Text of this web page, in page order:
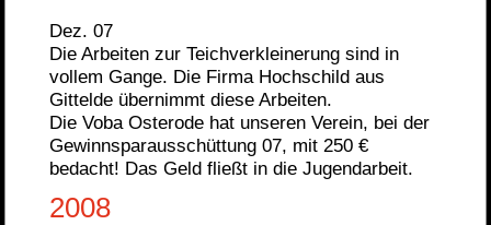
Dez. 07
Die Arbeiten zur Teichverkleinerung sind in
vollem Gange. Die Firma Hochschild aus
Gittelde übernimmt diese Arbeiten.
Die Voba Osterode hat unseren Verein, bei der
Gewinnsparausschüttung 07, mit 250 €
bedacht! Das Geld fließt in die Jugendarbeit.
2008